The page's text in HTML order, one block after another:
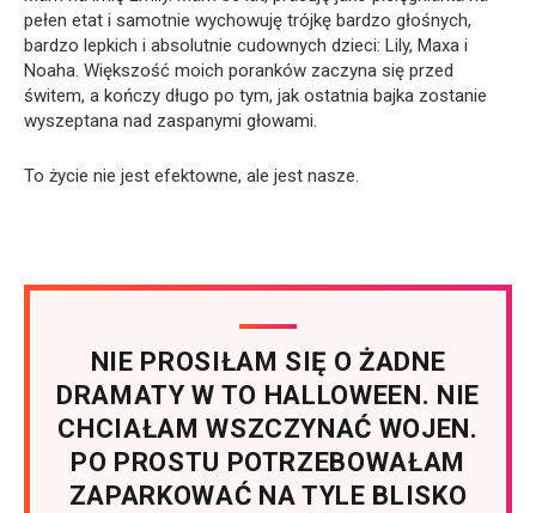
pełen etat i samotnie wychowuję trójkę bardzo głośnych,
bardzo lepkich i absolutnie cudownych dzieci: Lily, Maxa i
Noaha. Większość moich poranków zaczyna się przed
świtem, a kończy długo po tym, jak ostatnia bajka zostanie
wyszeptana nad zaspanymi głowami.
To życie nie jest efektowne, ale jest nasze.
NIE PROSIŁAM SIĘ O ŻADNE
DRAMATY W TO HALLOWEEN. NIE
CHCIAŁAM WSZCZYNAĆ WOJEN.
PO PROSTU POTRZEBOWAŁAM
ZAPARKOWAĆ NA TYLE BLISKO